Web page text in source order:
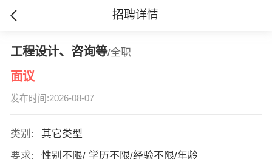
招聘详情
工程设计、咨询等/全职
面议
发布时间:2026-08-07
类别:
其它类型
要求:
性别不限/ 学历不限/经验不限/年龄